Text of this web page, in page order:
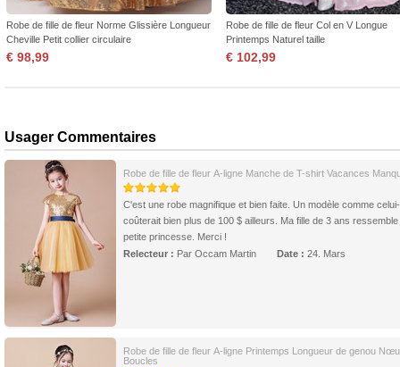
Robe de fille de fleur Norme Glissière Longueur
Cheville Petit collier circulaire
€ 98,99
Robe de fille de fleur Col en V Longue
Printemps Naturel taille
€ 102,99
Usager Commentaires
Robe de fille de fleur A-ligne Manche de T-shirt Vacances
C'est une robe magnifique et bien faite. Un modèle comme
coûterait bien plus de 100 $ ailleurs. Ma fille de 3 ans
petite princesse. Merci !
Relecteur : Par Occam Martin Date : 24. Mars
Robe de fille de fleur A-ligne Printemps Longueur de genou
Boucles